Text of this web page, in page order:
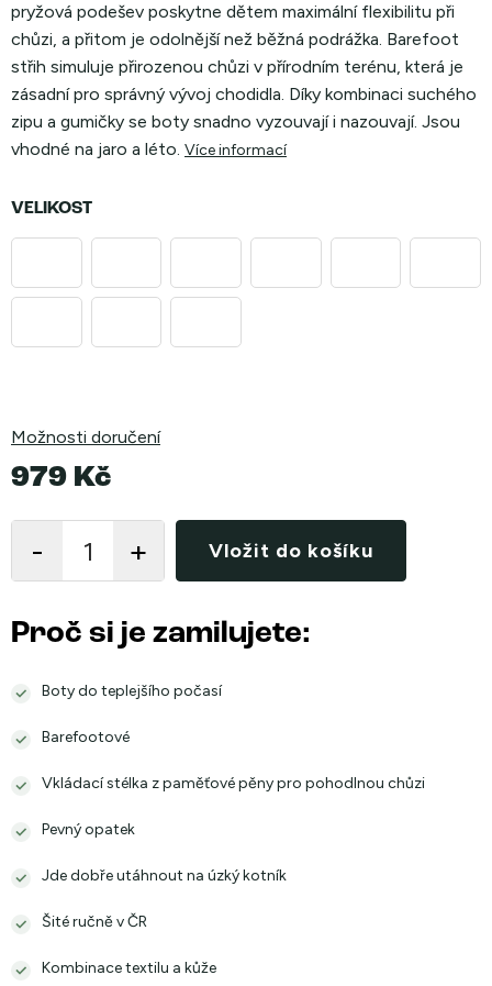
pryžová podešev poskytne dětem maximální flexibilitu při
chůzi, a přitom je odolnější než běžná podrážka. Barefoot
střih simuluje přirozenou chůzi v přírodním terénu, která je
zásadní pro správný vývoj chodidla. Díky kombinaci suchého
zipu a gumičky se boty snadno vyzouvají i nazouvají. Jsou
vhodné na jaro a léto. Více informací
VELIKOST
Možnosti doručení
979 Kč
cena:
Vložit do košíku
Proč si je zamilujete:
Boty do teplejšího počasí
Barefootové
Vkládací stélka z paměťové pěny pro pohodlnou chůzi
Pevný opatek
Jde dobře utáhnout na úzký kotník
Šité ručně v ČR
Kombinace textilu a kůže